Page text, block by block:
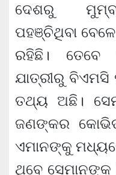
ଦେଶରୁ
ପହଞ୍ଚିଥିବା
ରହିଛି। ତେବେ
ଯାତ୍ରୀରୁ ବିଏମସି
ତଥ୍ୟ ଅଛି।
ଜଣଙ୍କର କୋଭିଡ
ଏମାନଙ୍କୁ
ଥିବେ